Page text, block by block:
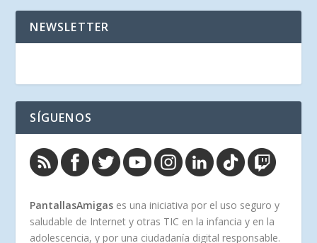
NEWSLETTER
SÍGUENOS
PantallasAmigas es una iniciativa por el uso seguro y
saludable de Internet y otras TIC en la infancia y en la
adolescencia, y por una ciudadanía digital responsable.